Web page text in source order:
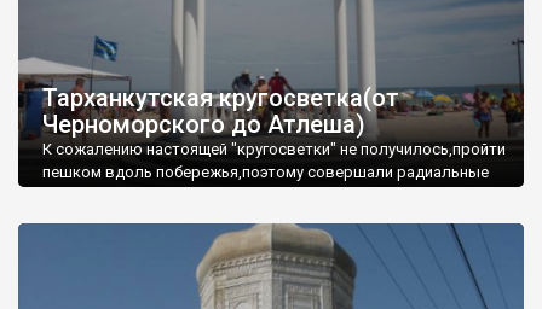
Тарханкутская кругосветка(от
Черноморского до Атлеша)
К сожалению настоящей "кругосветки" не получилось,пройти
пешком вдоль побережья,поэтому совершали радиальные